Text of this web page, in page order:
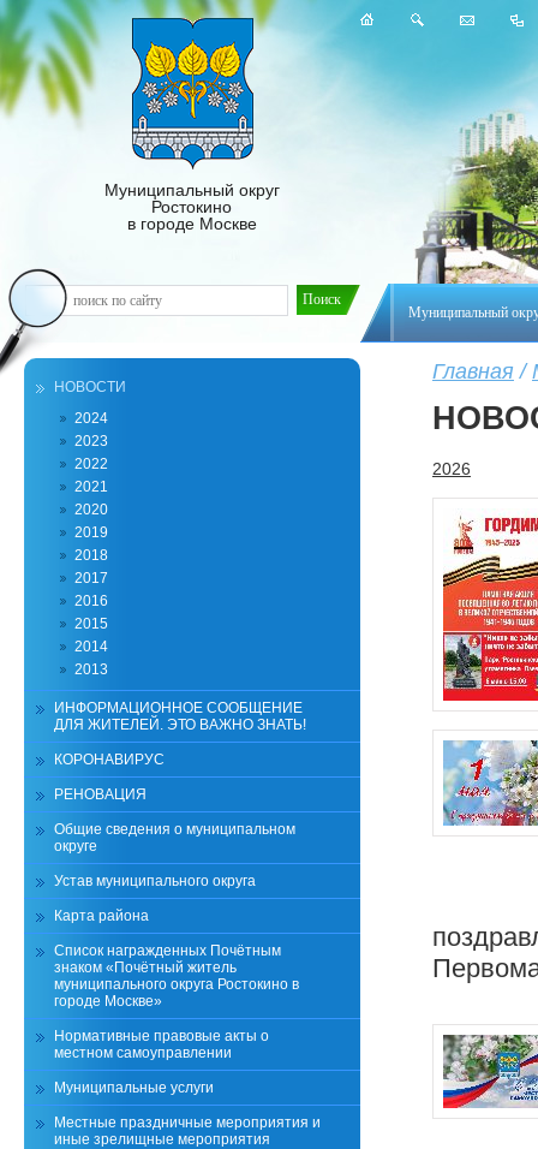
Муниципальный
Муниципальный округ
Ростокино
в городе Москве
Главная /
2026
НОВОСТИ
2024
2023
2022
2021
2020
2019
2018
2017
2016
2015
2014
2013
ИНФОРМАЦИОННОЕ СООБЩЕНИЕ
ДЛЯ ЖИТЕЛЕЙ. ЭТО ВАЖНО ЗНАТЬ!
КОРОНАВИРУС
РЕНОВАЦИЯ
Общие сведения о муниципальном
округе
Устав муниципального округа
Карта района
Список награжденных Почётным
знаком «Почётный житель
муниципального округа Ростокино в
городе Москве»
Нормативные правовые акты о
местном самоуправлении
Муниципальные услуги
Местные праздничные мероприятия и
иные зрелищные мероприятия